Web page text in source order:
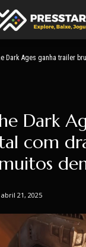
Dark Ages ganha trailer
Dark
com
abril 21, 2025